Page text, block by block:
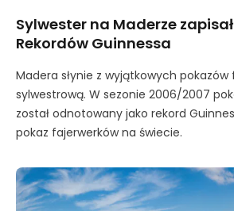
Sylwester na Maderze
Rekordów Guinnessa
Madera słynie z wyjątkowych
sylwestrową. W sezonie 2006/2007
został odnotowany jako rekord
pokaz fajerwerków na świecie.